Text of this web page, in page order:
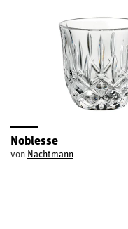
Noblesse
von Nachtmann